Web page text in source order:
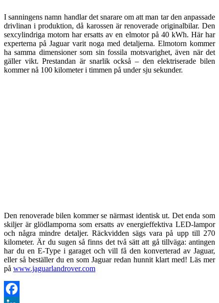
I sanningens namn handlar det snarare om att man tar den anpassade
drivlinan i produktion, då karossen är renoverade originalbilar. Den
sexcylindriga motorn har ersatts av en elmotor på 40 kWh. Här har
experterna på Jaguar varit noga med detaljerna. Elmotorn kommer
ha samma dimensioner som sin fossila motsvarighet, även när det
gäller vikt. Prestandan är snarlik också – den elektriserade bilen
kommer nå 100 kilometer i timmen på under sju sekunder.
Den renoverade bilen kommer se närmast identisk ut. Det enda som
skiljer är glödlamporna som ersatts av energieffektiva LED-lampor
och några mindre detaljer. Räckvidden sägs vara på upp till 270
kilometer. Är du sugen så finns det två sätt att gå tillväga: antingen
har du en E-Type i garaget och vill få den konverterad av Jaguar,
eller så beställer du en som Jaguar redan hunnit klart med! Läs mer
på www.jaguarlandrover.com